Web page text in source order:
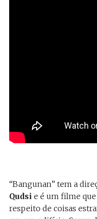
“Bangunan” tem a
Qudsi e é um filme
respeito de coisas